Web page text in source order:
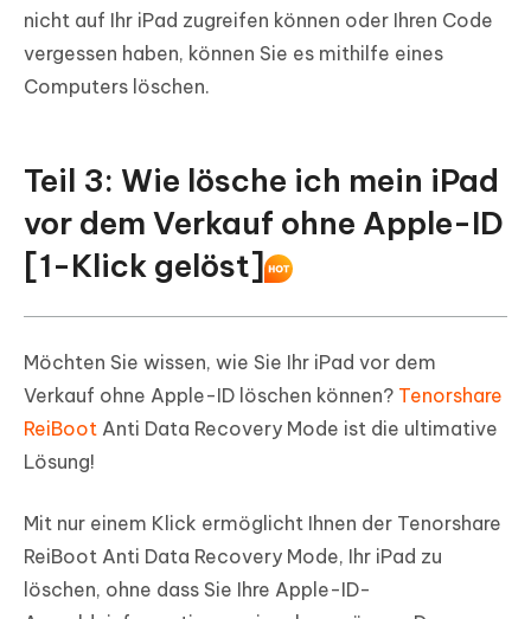
nicht auf Ihr iPad zugreifen können oder Ihren Code
vergessen haben, können Sie es mithilfe eines
Computers löschen.
Teil 3: Wie lösche ich mein iPad
vor dem Verkauf ohne Apple-ID
[1-Klick gelöst]
Möchten Sie wissen, wie Sie Ihr iPad vor dem
Verkauf ohne Apple-ID löschen können? Tenorshare
ReiBoot Anti Data Recovery Mode ist die ultimative
Lösung!
Mit nur einem Klick ermöglicht Ihnen der Tenorshare
ReiBoot Anti Data Recovery Mode, Ihr iPad zu
löschen, ohne dass Sie Ihre Apple-ID-